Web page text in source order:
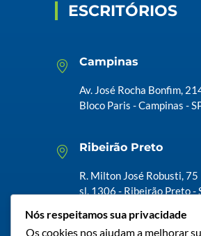
ESCRITÓRIOS
Campinas
Av. José Rocha Bonfim,
Bloco Paris - Campinas -
Ribeirão Preto
R. Milton José Robusti,
sl. 1306 - Ribeirão Preto -
Serra - ES
Nós respeitamos sua privacidade
Os cookies nos ajudam a melhorar